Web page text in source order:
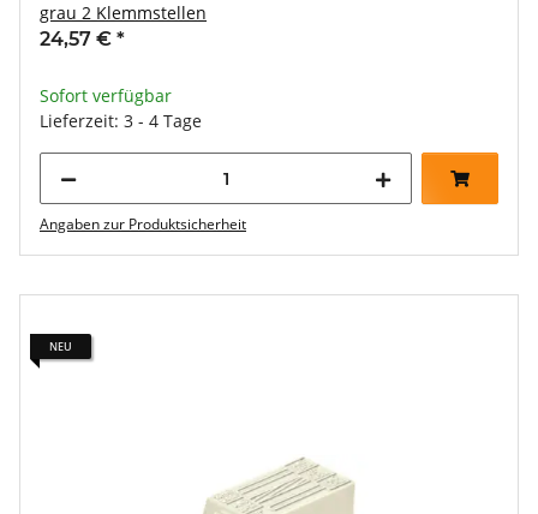
grau 2 Klemmstellen
24,57 € *
Sofort verfügbar
Lieferzeit: 3 - 4 Tage
Angaben zur Produktsicherheit
NEU